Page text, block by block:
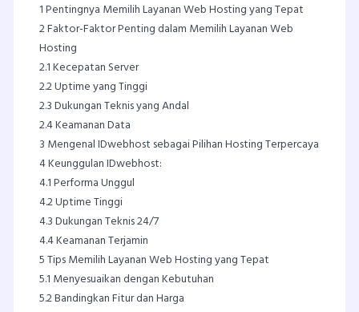
1Pentingnya Memilih Layanan Web Hosting yang Tepat
2Faktor-Faktor Penting dalam Memilih Layanan Web
Hosting
2.1Kecepatan Server
2.2Uptime yang Tinggi
2.3Dukungan Teknis yang Andal
2.4Keamanan Data
3 Mengenal IDwebhost sebagai Pilihan Hosting Terpercaya
4Keunggulan IDwebhost:
4.1Performa Unggul
4.2Uptime Tinggi
4.3Dukungan Teknis 24/7
4.4Keamanan Terjamin
5Tips Memilih Layanan Web Hosting yang Tepat
5.1 Menyesuaikan dengan Kebutuhan
5.2Bandingkan Fitur dan Harga